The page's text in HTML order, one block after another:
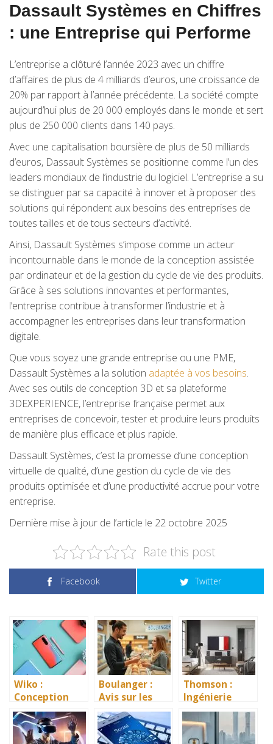
Dassault Systèmes en Chiffres
: une Entreprise qui Performe
L’entreprise a clôturé l’année 2023 avec un chiffre
d’affaires de plus de 4 milliards d’euros, une croissance de
20% par rapport à l’année précédente. La société compte
aujourd’hui plus de 20 000 employés dans le monde et sert
plus de 250 000 clients dans 140 pays.
Avec une capitalisation boursière de plus de 50 milliards
d’euros, Dassault Systèmes se positionne comme l’un des
leaders mondiaux de l’industrie du logiciel. L’entreprise a su
se distinguer par sa capacité à innover et à proposer des
solutions qui répondent aux besoins des entreprises de
toutes tailles et de tous secteurs d’activité.
Ainsi, Dassault Systèmes s’impose comme un acteur
incontournable dans le monde de la conception assistée
par ordinateur et de la gestion du cycle de vie des produits.
Grâce à ses solutions innovantes et performantes,
l’entreprise contribue à transformer l’industrie et à
accompagner les entreprises dans leur transformation
digitale.
Que vous soyez une grande entreprise ou une PME,
Dassault Systèmes a la solution adaptée à vos besoins.
Avec ses outils de conception 3D et sa plateforme
3DEXPERIENCE, l’entreprise française permet aux
entreprises de concevoir, tester et produire leurs produits
de manière plus efficace et plus rapide.
Dassault Systèmes, c’est la promesse d’une conception
virtuelle de qualité, d’une gestion du cycle de vie des
produits optimisée et d’une productivité accrue pour votre
entreprise.
Dernière mise à jour de l’article le 22 octobre 2025
Rate this post
Facebook Twitter
Wiko :
Conception
Française –
Avis sur les
Produits Wiko
Boulanger :
Avis sur les
Produits
Thomson :
Ingénierie
Française –
Avis sur les
Produits